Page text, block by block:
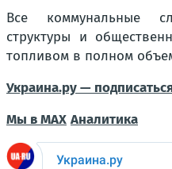
Все коммунальные
структуры и
топливом в полном
Украина.ру —
Мы в MAX Аналитика